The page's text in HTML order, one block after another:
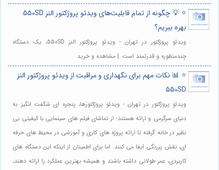
⭐️ 💡 چگونه از تمام قابلیت‌های ویدئو پروژکتور النز 550SD
بهره ببریم؟
ویدئو پروژکتور در تهران - ویدئو پروژکتور النز 550SD، یک دستگاه
چندمنظوره و قدرتمند است. | مشاهده و خرید
⭐️ 📊 نکات مهم برای نگهداری و مراقبت از ویدئو پروژکتور النز
550SD
ویدئو پروژکتور در تهران - ویدئو پروژکتورها، پنجره ای شگفت انگیز به
دنیای سرگرمی و ارائه هستند؛ از تماشای فیلم های سینمایی با کیفیتی بی
نظیر در خانه گرفته تا ارائه پروژه های کاری و آموزشی در محیط های حرفه
ای، نقش پررنگی ایفا می کنند. اما برای اطمینان از اینکه این دستگاه های
کاربردی، عمر طولانی داشته باشند و همیشه بهترین عملکرد را ارائه دهند،